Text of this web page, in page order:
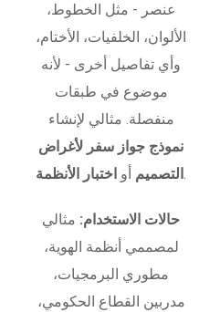
عنصر - مثل الخطوط،
الألوان، الخلفيات، الأختام،
وأي تفاصيل أخرى - لأنه
موضوع في طبقات
منفصلة. مثالي لإنشاء
نموذج جواز سفر لأغراض
التصميم أو اختبار الأنظمة .
حالات الاستخدام: مثالي
لمصممي أنظمة الهوية،
مطوري البرمجيات،
مدربين القطاع الحكومي،